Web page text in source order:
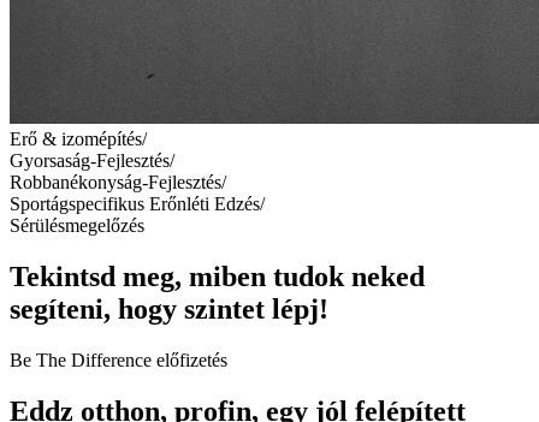
Erő & izomépítés/
Gyorsaság-Fejlesztés/
Robbanékonyság-Fejlesztés/
Sportágspecifikus Erőnléti Edzés/
Sérülésmegelőzés
Tekintsd meg, miben tudok neked
segíteni, hogy szintet lépj!
Be The Difference előfizetés
Eddz otthon, profin, egy jól felépített